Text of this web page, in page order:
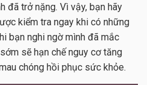
đã trở nặng. Vì vậy, bạn hãy
kiểm tra ngay khi có những
bạn nghi ngờ mình đã mắc
sẽ hạn chế nguy cơ tăng
chóng hồi phục sức khỏe.